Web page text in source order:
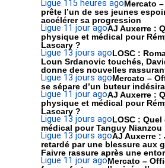
Ligue 1 15 heures agoMercato
prête l’un de ses jeunes
accélérer sa progression
Ligue 1 1 jour agoAJ Auxerre :
physique et médical pour
Lascary ?
Ligue 13 jours agoLOSC :
Loun Srdanovic touchés,
donne des nouvelles
Ligue 13 jours agoMercato –
se sépare d’un buteur
Ligue 1 1 jour agoAJ Auxerre :
physique et médical pour
Lascary ?
Ligue 13 jours agoLOSC :
médical pour Tanguy Nianzou
Ligue 13 jours agoAJ Auxerre :
retardé par une blessure aux
Faivre rassure après une
Ligue 1 1 jour agoMercato –